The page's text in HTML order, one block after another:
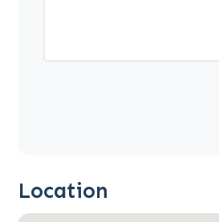
Location